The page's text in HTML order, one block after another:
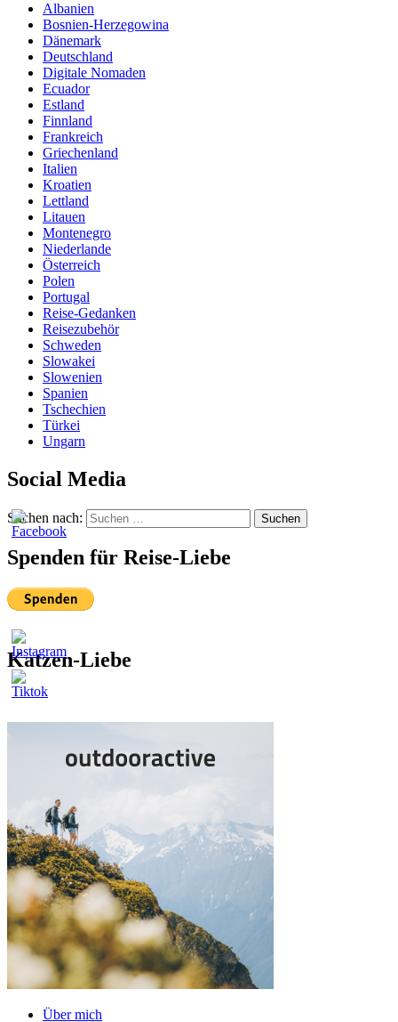
Albanien
Bosnien-Herzegowina
Dänemark
Deutschland
Digitale Nomaden
Ecuador
Estland
Finnland
Frankreich
Griechenland
Italien
Kroatien
Lettland
Litauen
Montenegro
Niederlande
Österreich
Polen
Portugal
Reise-Gedanken
Reisezubehör
Schweden
Slowakei
Slowenien
Spanien
Tschechien
Türkei
Ungarn
Social Media
Suchen nach: Suchen
Spenden für Reise-Liebe
Katzen-Liebe
Über mich